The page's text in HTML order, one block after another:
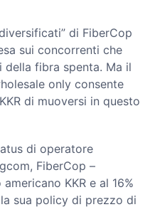
di FiberCop
sui concorrenti che
della fibra spenta. Ma il
only consente
di muoversi in questo
di operatore
FiberCop –
KKR e al 16%
sua policy di prezzo di